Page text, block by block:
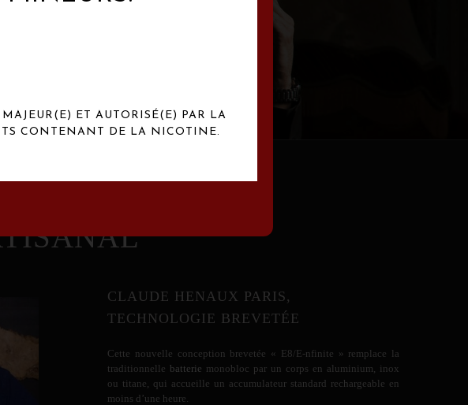
CLAUDE HENAUX PARIS,
TECHNOLOGIE BREVETÉE
Cette nouvelle conception brevetée « E8/E-nfinite » remplace la
traditionnelle batterie monobloc par un corps en aluminium, inox
ou titane, qui accueille un accumulateur standard rechargeable en
moins d’une heure.
ET AUTORISÉ(E) PAR LA
CONTENANT DE LA NICOTINE.